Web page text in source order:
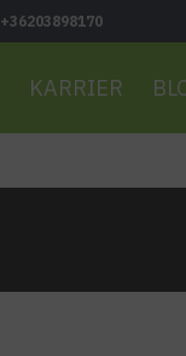
+36203898170
KARRIER